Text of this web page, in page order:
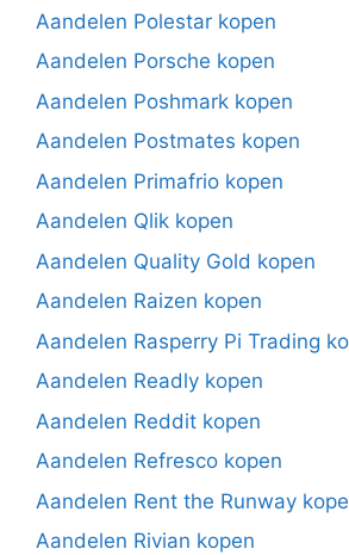
Aandelen Polestar kopen
Aandelen Porsche kopen
Aandelen Poshmark kopen
Aandelen Postmates kopen
Aandelen Primafrio kopen
Aandelen Qlik kopen
Aandelen Quality Gold kopen
Aandelen Raizen kopen
Aandelen Rasperry Pi Trading
Aandelen Readly kopen
Aandelen Reddit kopen
Aandelen Refresco kopen
Aandelen Rent the Runway
Aandelen Rivian kopen